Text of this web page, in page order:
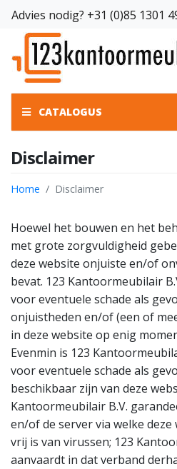
Advies nodig? +31 (0)85 1301
CATALOGUS
Disclaimer
Home Disclaimer
Hoewel het bouwen en het
met grote zorgvuldigheid
deze website onjuiste en/of
bevat. 123 Kantoormeubilair
voor eventuele schade als
onjuistheden en/of (een of
in deze website op enig
Evenmin is 123
voor eventuele schade als
beschikbaar zijn van deze
Kantoormeubilair B.V.
en/of de server via welke
vrij is van virussen; 123
aanvaardt in dat verband